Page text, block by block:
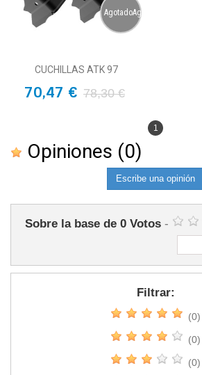
AgotadoAgotado
CUCHILLAS ATK 97
70,47 € 78,30 €
1
Opiniones (0)
Escribe una opinión
Sobre la base de 0 Votos -
Filtrar:
(0)
(0)
(0)